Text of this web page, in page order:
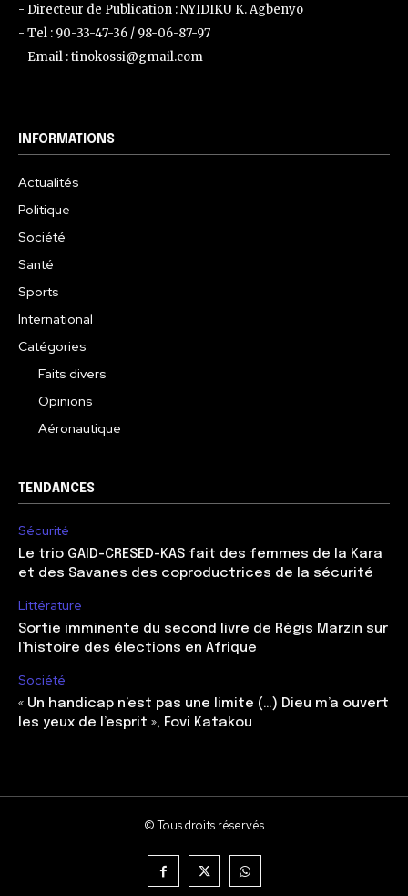
- Directeur de Publication : NYIDIKU K. Agbenyo
- Tel : 90-33-47-36 / 98-06-87-97
- Email : tinokossi@gmail.com
INFORMATIONS
Actualités
Politique
Société
Santé
Sports
International
Catégories
Faits divers
Opinions
Aéronautique
TENDANCES
Sécurité
Le trio GAID-CRESED-KAS fait des femmes de la Kara
et des Savanes des coproductrices de la sécurité
Littérature
Sortie imminente du second livre de Régis Marzin sur
l’histoire des élections en Afrique
Société
« Un handicap n’est pas une limite (…) Dieu m’a ouvert
les yeux de l’esprit », Fovi Katakou
© Tous droits réservés